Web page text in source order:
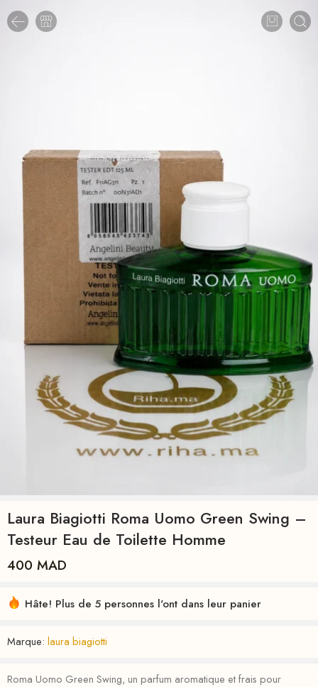
Laura Biagiotti Roma Uomo Green Swing –
Testeur Eau de Toilette Homme
400 MAD
Hâte! Plus de 5 personnes l'ont dans leur panier
Marque: laura biagiotti
Roma Uomo Green Swing, un parfum aromatique et frais pour